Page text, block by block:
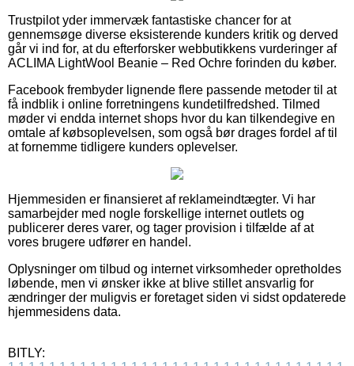
Trustpilot yder immervæk fantastiske chancer for at
gennemsøge diverse eksisterende kunders kritik og derved
går vi ind for, at du efterforsker webbutikkens vurderinger af
ACLIMA LightWool Beanie – Red Ochre forinden du køber.
Facebook frembyder lignende flere passende metoder til at
få indblik i online forretningens kundetilfredshed. Tilmed
møder vi endda internet shops hvor du kan tilkendegive en
omtale af købsoplevelsen, som også bør drages fordel af til
at fornemme tidligere kunders oplevelser.
Hjemmesiden er finansieret af reklameindtægter. Vi har
samarbejder med nogle forskellige internet outlets og
publicerer deres varer, og tager provision i tilfælde af at
vores brugere udfører en handel.
Oplysninger om tilbud og internet virksomheder opretholdes
løbende, men vi ønsker ikke at blive stillet ansvarlig for
ændringer der muligvis er foretaget siden vi sidst opdaterede
hjemmesidens data.
BITLY: